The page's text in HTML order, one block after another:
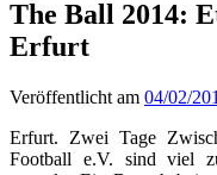
The Ball 2014:
Erfurt
Veröffentlicht am 04/02/
Erfurt. Zwei Tage
Football e.V. sind viel